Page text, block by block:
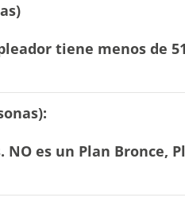
tiene menos de
es un Plan Bronce,